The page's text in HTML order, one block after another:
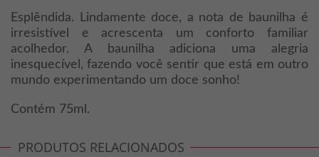
Esplêndida. Lindamente doce, a nota de baunilha é
irresistível e acrescenta um conforto familiar
acolhedor. A baunilha adiciona uma alegria
inesquecível, fazendo você sentir que está em outro
mundo experimentando um doce sonho!
Contém 75ml.
PRODUTOS RELACIONADOS